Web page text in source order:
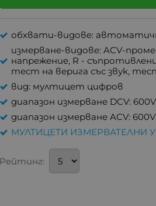
обхвати-видове:
измерване-видове: ACV-
напрежение, R -
тест на верига със звук,
вид: мултицет цифров
диапазон измерване DCV: 600V
диапазон измерване ACV: 600V
МУЛТИЦЕТИ ИЗМЕРВАТЕЛНИ
Рейтинг: